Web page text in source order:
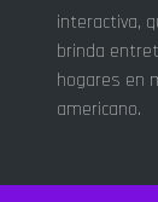
interactiva,
brinda
hogares en
americano.